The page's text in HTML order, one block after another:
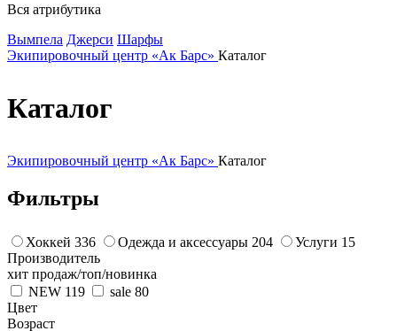
Вся атрибутика
Вымпела Джерси Шарфы
Экипировочный центр «Ак Барс» Каталог
Каталог
Экипировочный центр «Ак Барс» Каталог
Фильтры
Хоккей 336 Одежда и аксессуары 204 Услуги 15
Производитель
хит продаж/топ/новинка
NEW 119 sale 80
Цвет
Возраст